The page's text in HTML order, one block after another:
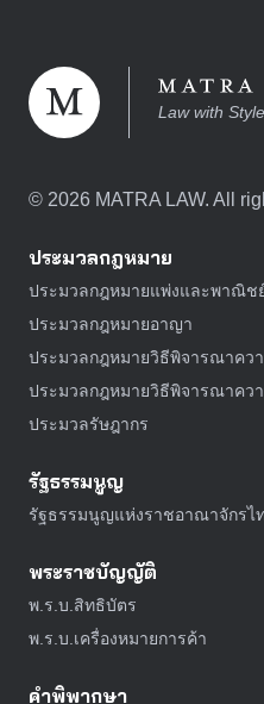
Law with Style
© 2026 MATRA LAW. All
ประมวลกฎหมาย
ประมวลกฎหมายแพ่งและพาณิช
ประมวลกฎหมายอาญา
ประมวลกฎหมายวิธีพิจารณาคว
ประมวลกฎหมายวิธีพิจารณาคว
ประมวลรัษฎากร
รัฐธรรมนูญ
รัฐธรรมนูญแห่งราชอาณาจักรไ
พระราชบัญญัติ
พ.ร.บ.สิทธิบัตร
พ.ร.บ.เครื่องหมายการค้า
คำพิพากษา